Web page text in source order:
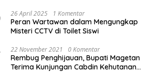
26 April 2025 1 Komentar
Peran Wartawan dalam Mengungkap
Misteri CCTV di Toilet Siswi
22 November 2021 0 Komentar
Rembug Penghijauan, Bupati Magetan
Terima Kunjungan Cabdin Kehutanan